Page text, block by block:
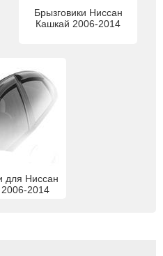
Брызговики Ниссан
Кашкай 2006-2014
для Ниссан
2014